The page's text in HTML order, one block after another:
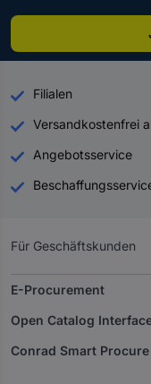
Filialen
Versandkostenfrei
Angebotsservice
Für Geschäftskunden
E-Procurement
Open Catalog
Conrad Smart Procure